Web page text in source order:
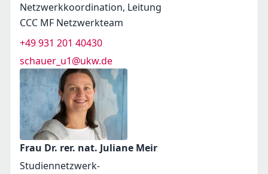
Netzwerkkoordination, Leitung
CCC MF Netzwerkteam
+49 931 201 40430
schauer_u1@ukw.de
Frau Dr. rer. nat. Juliane Meir
Studiennetzwerk-